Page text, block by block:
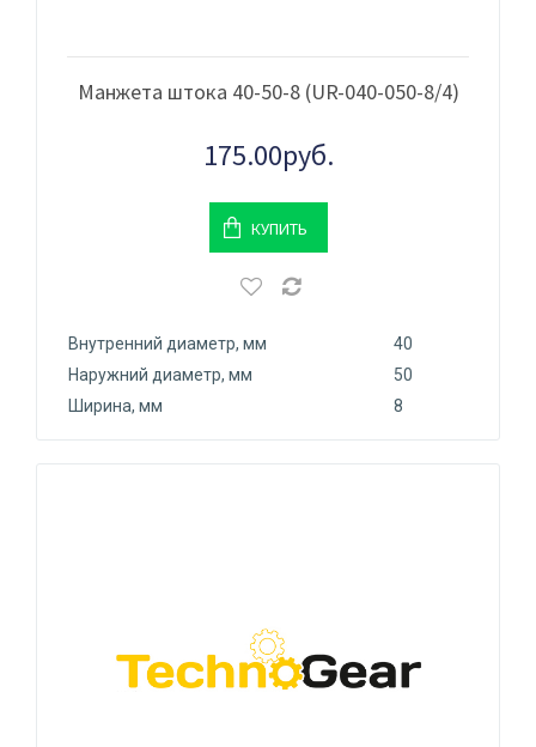
Манжета штока 40-50-8 (UR-040-050-8/4)
175.00руб.
КУПИТЬ
Внутренний диаметр, мм
40
Наружний диаметр, мм
50
Ширина, мм
8